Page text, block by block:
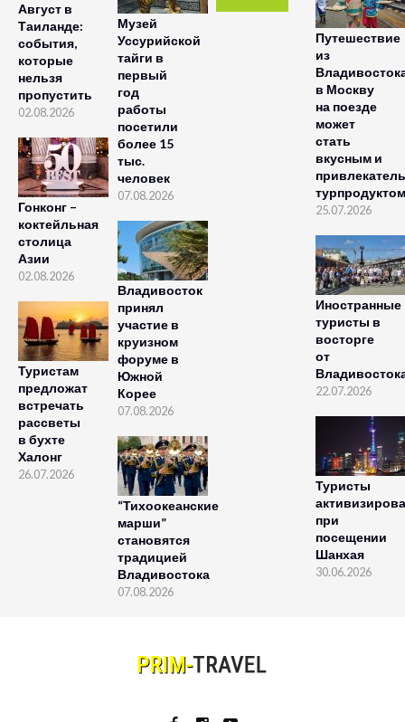
Август в
Таиланде:
события,
которые
нельзя
пропустить
02.08.2026
Гонконг –
коктейльная
столица
Азии
02.08.2026
Туристам
предложат
встречать
рассветы
в бухте
Халонг
26.07.2026
Музей
Уссурийской
тайги в
первый
год
работы
посетили
более 15
тыс.
человек
07.08.2026
Владивосток
принял
участие в
круизном
форуме в
Южной
Корее
07.08.2026
“Тихоокеанские
марши”
становятся
традицией
Владивостока
07.08.2026
Путешествие
из
в Москву
на поезде
может
стать
вкусным и
турпродуктом
25.07.2026
Иностранные
туристы в
восторге
от
22.07.2026
Туристы
при
посещении
Шанхая
30.06.2026